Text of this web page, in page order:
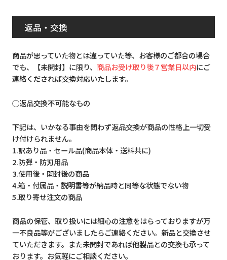
返品・交換
商品が思っていた物とは違っていた等、お客様のご都合の場合
でも、【未開封】に限り、 商品お受け取り後７営業日以内にご
連絡くだされば交換対応いたします。
◯返品交換不可能なもの
下記は、いかなる事由を問わず返品交換が商品の性格上一切受
け付けられません。
1.訳あり品・セール品(商品本体・送料共に)
2.防弾・防刃用品
3.使用後・開封後の商品
4.箱・付属品・説明書等が納品時と同等な状態でない物
5.取り寄せ注文の商品
商品の保管、取り扱いには細心の注意をはらっておりますが万
一不良品等がございましたらご連絡ください。新品と交換させ
ていただきます。また未開封であれば他製品との交換も承って
おります。お気軽にご相談ください。